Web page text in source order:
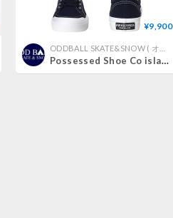
¥9,900
Possessed Shoe Co island Upsetters Slappy Black